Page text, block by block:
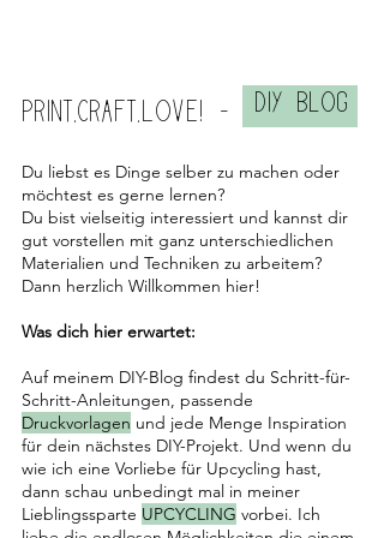
PRINT.CRAFT.LOVE! - DIY BLOG
Du liebst es Dinge selber zu machen oder
möchtest es gerne lernen?
Du bist vielseitig interessiert und kannst dir
gut vorstellen mit ganz unterschiedlichen
Materialien und Techniken zu arbeitem?
Dann herzlich Willkommen hier!
Was dich hier erwartet:
Auf meinem DIY-Blog findest du Schritt-für-
Schritt-Anleitungen, passende
Druckvorlagen und jede Menge Inspiration
für dein nächstes DIY-Projekt. Und wenn du
wie ich eine Vorliebe für Upcycling hast,
dann schau unbedingt mal in meiner
Lieblingssparte UPCYCLING vorbei. Ich